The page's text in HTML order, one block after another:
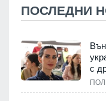
ПОСЛЕДНИ
с